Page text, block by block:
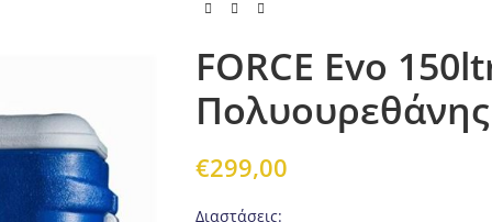
FORCE Evo
Πολυουρεθάνης
€299,00
Διαστάσεις: